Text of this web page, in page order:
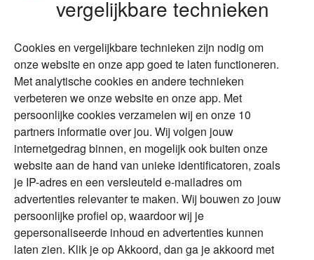
Wonen
Schenken
Duurzaam
Vermogensplanning
Tweede huis in
buitenland
DGA
Erfenis
Over Financial Focus
Specialisten
Financial Focus
magazine
The Exit Years
Contact
Alles voor en over vermogenden.
vergelijkbare technieken
Cookies en vergelijkbare technieken zijn nodig om
onze website en onze app goed te laten functioneren.
Met analytische cookies en andere technieken
verbeteren we onze website en onze app. Met
persoonlijke cookies verzamelen wij en onze 10
partners informatie over jou. Wij volgen jouw
internetgedrag binnen, en mogelijk ook buiten onze
website aan de hand van unieke identificatoren, zoals
je IP-adres en een versleuteld e-mailadres om
advertenties relevanter te maken. Wij bouwen zo jouw
persoonlijke profiel op, waardoor wij je
gepersonaliseerde inhoud en advertenties kunnen
laten zien. Klik je op Akkoord, dan ga je akkoord met